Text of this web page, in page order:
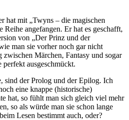
hat mit „Twyns – die magischen
angefangen. Er hat es geschafft,
von „Der Prinz und der
man sie vorher noch gar nicht
zwischen Märchen, Fantasy und sogar
perfekt ausgeschmückt.
sind der Prolog und der Epilog. Ich
eine knappe (historische)
hat, so fühlt man sich gleich viel mehr
so als würde man sie schon lange
Lesen bestimmt auch, oder?